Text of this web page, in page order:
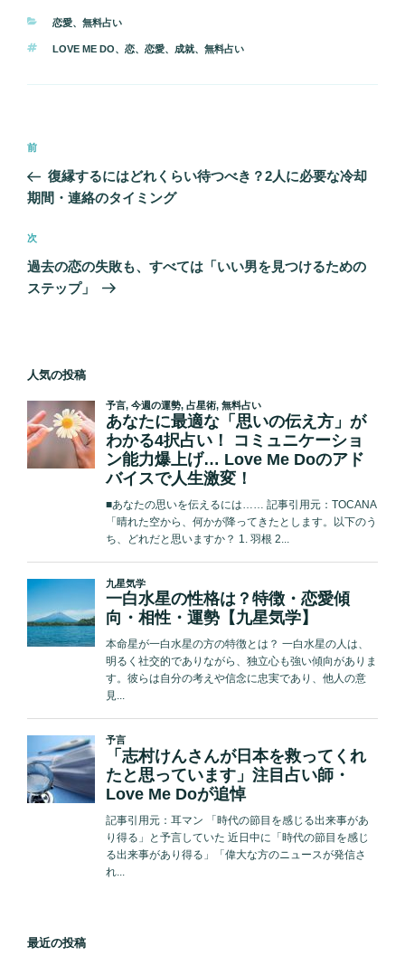
カ
ゴ
ー
恋愛、 無料占い
タ
LOVE ME DO、 恋、 恋愛、 成就、 無料占い
投
ナ
ゲ
ー
シ
前
の
投
前
復縁するにはどれくらい待つべき？2人に必要な冷却
期間・連絡のタイミング
次
の
投
次
過去の恋の失敗も、すべては「いい男を見つけるための
ステップ」
人気の投稿
最近の投稿